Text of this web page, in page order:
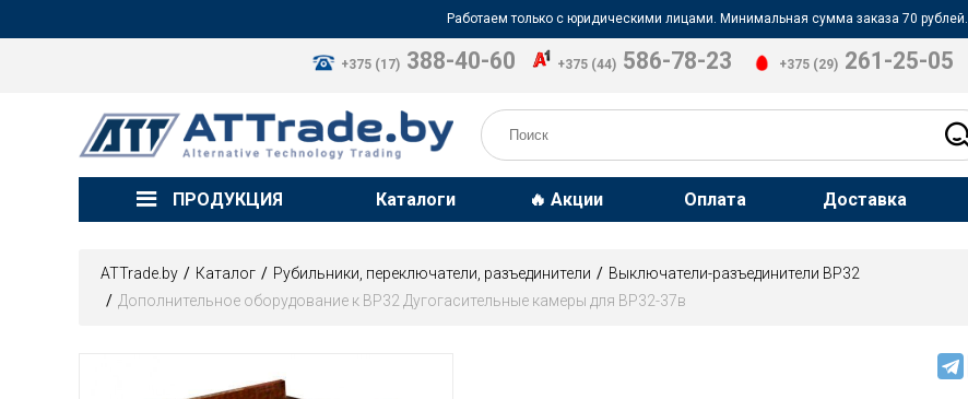
Работаем только с юридическими лицами. Минимальная сумма заказа 70 рублей.
+375 (17) 388-40-60 +375 (44) 586-78-23 +375 (29) 261-25-05
ПРОДУКЦИЯ Каталоги 🔥 Акции Оплата Доставка
ATTrade.by Каталог Рубильники, переключатели, разъединители
Выключатели-разъединители ВР32
Дополнительное оборудование к ВР32 Дугогасительные камеры для ВР32-37в